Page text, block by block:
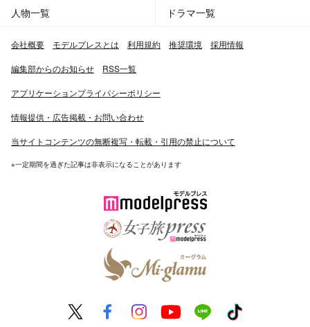
人物一覧 ドラマ一覧
会社概要 モデルプレスとは 利用規約 推奨環境 採用情報
編集部からのお知らせ RSS一覧
アプリケーションプライバシーポリシー
情報提供・広告掲載・お問い合わせ
当サイトコンテンツの無断複写・転載・引用の禁止について
※一定期間を過ぎた記事は非表示になることがあります